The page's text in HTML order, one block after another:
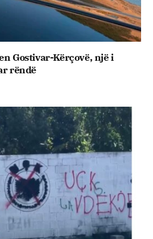
Gostivar-Kërçovë, një i
rëndë